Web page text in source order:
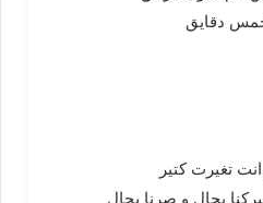
دقايق
انت تغيرت كتير
بحال و صرنا بحال